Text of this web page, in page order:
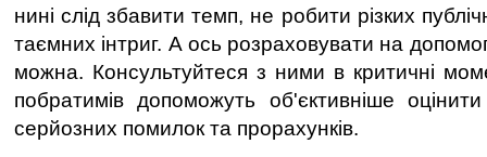
нині слід збавити темп, не робити різких
таємних інтриг. А ось розраховувати на
можна. Консультуйтеся з ними в критичні
побратимів допоможуть об'єктивніше
серйозних помилок та прорахунків.